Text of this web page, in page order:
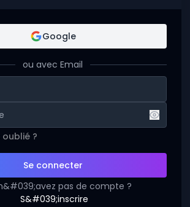
Google
ou avec Email
?
Se connecter
pas de compte ?
S&#039;inscrire